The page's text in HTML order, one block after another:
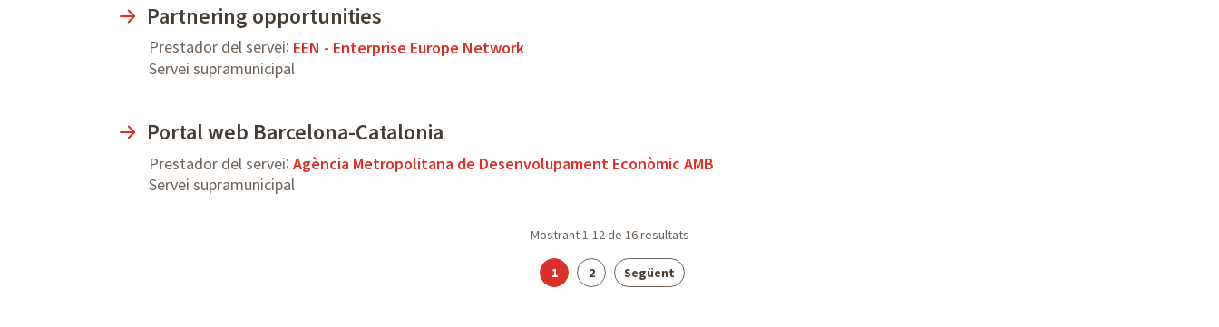
Partnering opportunities
Prestador del servei: EEN - Enterprise Europe Network
Servei supramunicipal
Portal web Barcelona-Catalonia
Prestador del servei: Agència Metropolitana de Desenvolupament Econòmic AMB
Servei supramunicipal
Mostrant1-12de 16resultats
Pàgina
1 Pàgina
2 Següent